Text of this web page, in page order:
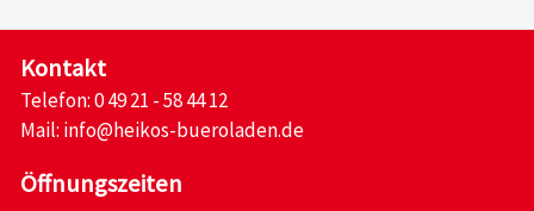
Kontakt
Telefon:0 49 21 - 58 44 12
Mail: info@heikos-bueroladen.de
Öffnungszeiten